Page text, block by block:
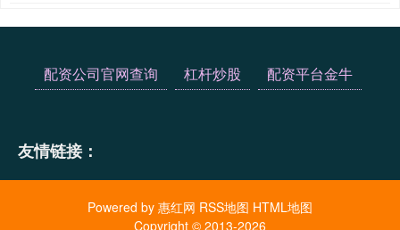
配资公司官网查询 杠杆炒股 配资平台金牛
友情链接：
Powered by 惠红网 RSS地图 HTML地图
Copyright © 2013-2026